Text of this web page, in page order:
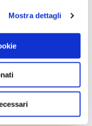
Mostra dettagli